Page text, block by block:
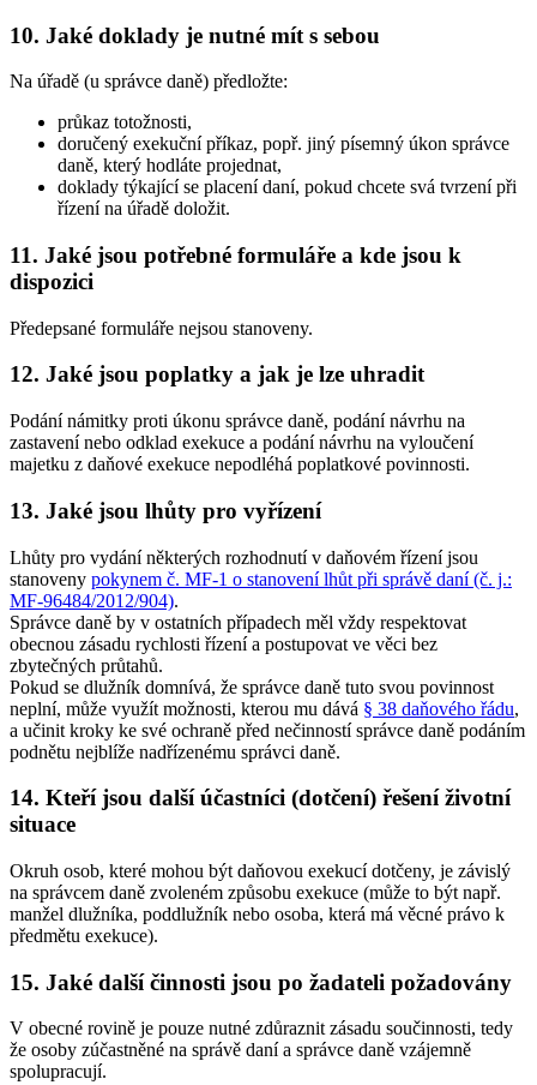
10. Jaké doklady je nutné mít s sebou
Na úřadě (u správce daně) předložte:
průkaz totožnosti,
doručený exekuční příkaz, popř. jiný písemný úkon správce
daně, který hodláte projednat,
doklady týkající se placení daní, pokud chcete svá tvrzení při
řízení na úřadě doložit.
11. Jaké jsou potřebné formuláře a kde jsou k
dispozici
Předepsané formuláře nejsou stanoveny.
12. Jaké jsou poplatky a jak je lze uhradit
Podání námitky proti úkonu správce daně, podání návrhu na
zastavení nebo odklad exekuce a podání návrhu na vyloučení
majetku z daňové exekuce nepodléhá poplatkové povinnosti.
13. Jaké jsou lhůty pro vyřízení
Lhůty pro vydání některých rozhodnutí v daňovém řízení jsou
stanoveny pokynem č. MF-1 o stanovení lhůt při správě daní (č. j.:
MF-96484/2012/904).
Správce daně by v ostatních případech měl vždy respektovat
obecnou zásadu rychlosti řízení a postupovat ve věci bez
zbytečných průtahů.
Pokud se dlužník domnívá, že správce daně tuto svou povinnost
neplní, může využít možnosti, kterou mu dává § 38 daňového řádu,
a učinit kroky ke své ochraně před nečinností správce daně podáním
podnětu nejblíže nadřízenému správci daně.
14. Kteří jsou další účastníci (dotčení) řešení životní
situace
Okruh osob, které mohou být daňovou exekucí dotčeny, je závislý
na správcem daně zvoleném způsobu exekuce (může to být např.
manžel dlužníka, poddlužník nebo osoba, která má věcné právo k
předmětu exekuce).
15. Jaké další činnosti jsou po žadateli požadovány
V obecné rovině je pouze nutné zdůraznit zásadu součinnosti, tedy
že osoby zúčastněné na správě daní a správce daně vzájemně
spolupracují.